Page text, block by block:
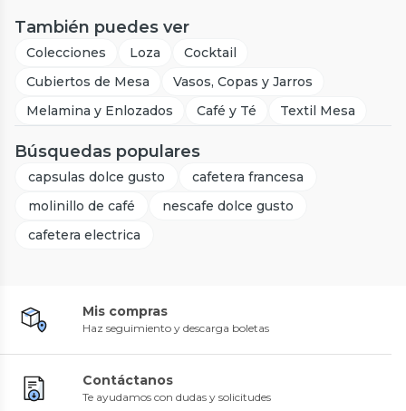
También puedes ver
Colecciones Loza
Cocktail
Cubiertos de Mesa
Vasos, Copas y Jarros
Melamina y Enlozados
Café y Té Textil Mesa
Búsquedas populares
capsulas dolce gusto
cafetera francesa
molinillo de café
nescafe dolce gusto
cafetera electrica
Mis compras
Haz seguimiento y descarga boletas
Contáctanos
Te ayudamos con dudas y solicitudes